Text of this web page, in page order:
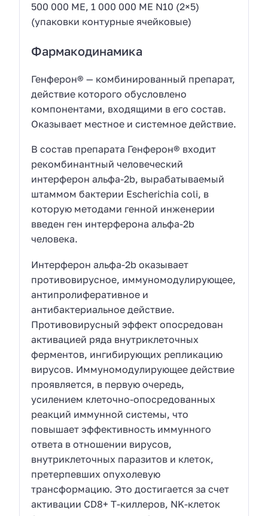
500 000 МЕ, 1 000 000 МЕ N10 (2×5)
(упаковки контурные ячейковые)
Фармакодинамика
Генферон® — комбинированный препарат,
действие которого обусловлено
компонентами, входящими в его состав.
Оказывает местное и системное действие.
В состав препарата Генферон® входит
рекомбинантный человеческий
интерферон альфа-2b, вырабатываемый
штаммом бактерии Escherichia coli, в
которую методами генной инженерии
введен ген интерферона альфа-2b
человека.
Интерферон альфа-2b оказывает
противовирусное, иммуномодулирующее,
антипролиферативное и
антибактериальное действие.
Противовирусный эффект опосредован
активацией ряда внутриклеточных
ферментов, ингибирующих репликацию
вирусов. Иммуномодулирующее действие
проявляется, в первую очередь,
усилением клеточно-опосредованных
реакций иммунной системы, что
повышает эффективность иммунного
ответа в отношении вирусов,
внутриклеточных паразитов и клеток,
претерпевших опухолевую
трансформацию. Это достигается за счет
активации CD8+ Т-киллеров, NK-клеток